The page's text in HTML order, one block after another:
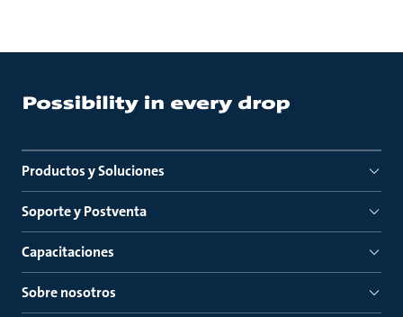
Productos y Soluciones
Soporte y Postventa
Capacitaciones
Sobre nosotros